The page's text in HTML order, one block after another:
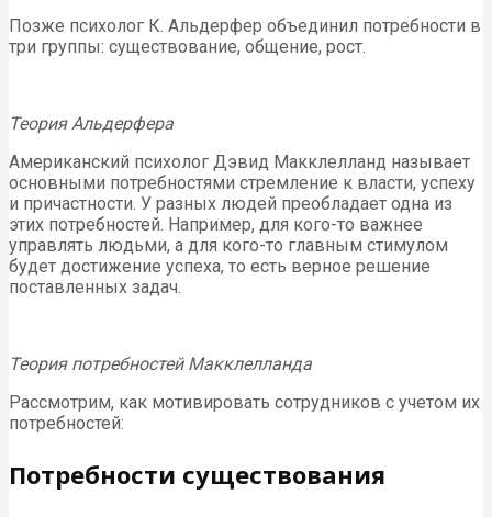
Позже психолог К. Альдерфер объединил потребности в
три группы: существование, общение, рост.
Теория Альдерфера
Американский психолог Дэвид Макклелланд называет
основными потребностями стремление к власти, успеху
и причастности. У разных людей преобладает одна из
этих потребностей. Например, для кого-то важнее
управлять людьми, а для кого-то главным стимулом
будет достижение успеха, то есть верное решение
поставленных задач.
Теория потребностей Макклелланда
Рассмотрим, как мотивировать сотрудников с учетом их
потребностей:
Потребности существования